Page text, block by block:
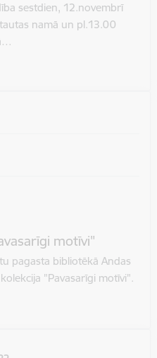
sestdien, 12.novembrī
namā un pl.13.00
motīvi"
pagasta bibliotēkā Andas
"Pavasarīgi motīvi".